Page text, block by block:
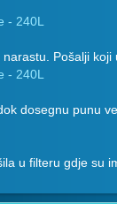
- 240L
Pošalji
- 240L
dosegnu punu
u filteru gdje su